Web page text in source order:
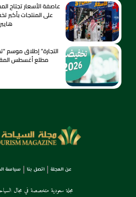
على المنتجات بأكبر
مطلع أغسطس
عن المجلة اتصل بنا سياسة
مجلة سعودية متخصصة في مجال